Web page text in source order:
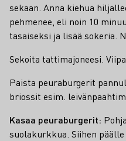
sekaan. Anna kiehua
pehmenee, eli noin 10
tasaiseksi ja lisää sokeria.
Sekoita tattimajoneesi.
Paista peuraburgerit
briossit esim.
Kasaa peuraburgerit:
suolakurkkua. Siihen